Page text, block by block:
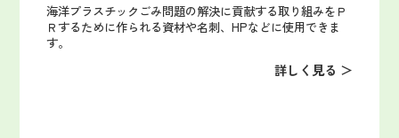
海洋プラスチックごみ問題の解決に貢献する取り組みをＰ
Ｒするために作られる資材や名刺、HPなどに使用できま
す。
詳しく見る ＞